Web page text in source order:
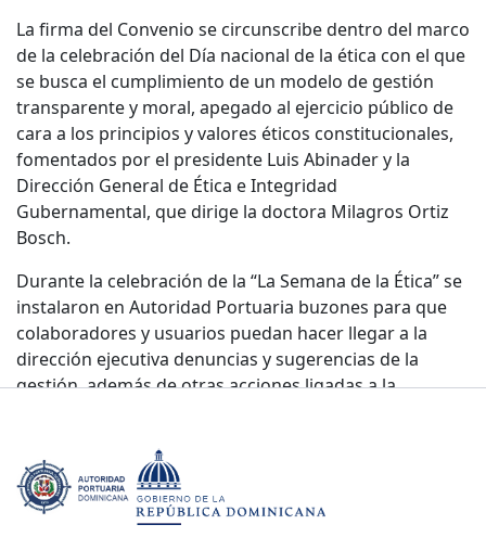
La firma del Convenio se circunscribe dentro del marco
de la celebración del Día nacional de la ética con el que
se busca el cumplimiento de un modelo de gestión
transparente y moral, apegado al ejercicio público de
cara a los principios y valores éticos constitucionales,
fomentados por el presidente Luis Abinader y la
Dirección General de Ética e Integridad
Gubernamental, que dirige la doctora Milagros Ortiz
Bosch.
Durante la celebración de la “La Semana de la Ética” se
instalaron en Autoridad Portuaria buzones para que
colaboradores y usuarios puedan hacer llegar a la
dirección ejecutiva denuncias y sugerencias de la
gestión, además de otras acciones ligadas a la